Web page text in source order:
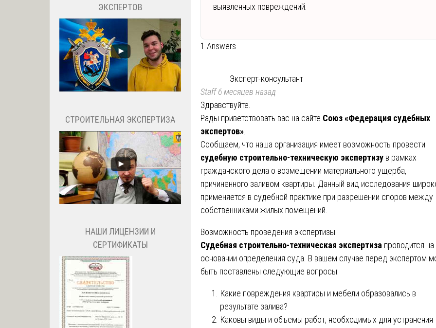
выявленных повреждений.
1 Answers
Эксперт-консультант
Staff6 месяцев назад
Здравствуйте.
Рады приветствовать вас на сайте Союз «Федерация судебных
экспертов»
Сообщаем, что наша организация имеет возможность провести
судебную строительно-техническую экспертизу в рамках
гражданского дела о возмещении материального ущерба,
причиненного заливом квартиры. Данный вид исследования
применяется в судебной практике при разрешении споров между
собственниками жилых помещений.
Возможность проведения экспертизы
Судебная строительно-техническая экспертиза проводится на
основании определения суда. В вашем случае перед экспертом
быть поставлены следующие вопросы:
Какие повреждения квартиры и мебели образовались в
результате залива?
Каковы виды и объемы работ, необходимых для устранения
ЭКСПЕРТОВ
СТРОИТЕЛЬНАЯ ЭКСПЕРТИЗА
НАШИ ЛИЦЕНЗИИ И
СЕРТИФИКАТЫ